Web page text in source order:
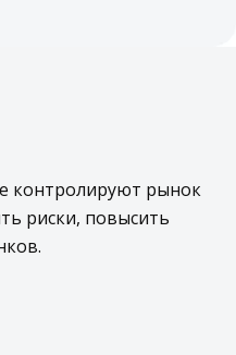
контролируют рынок
риски, повысить